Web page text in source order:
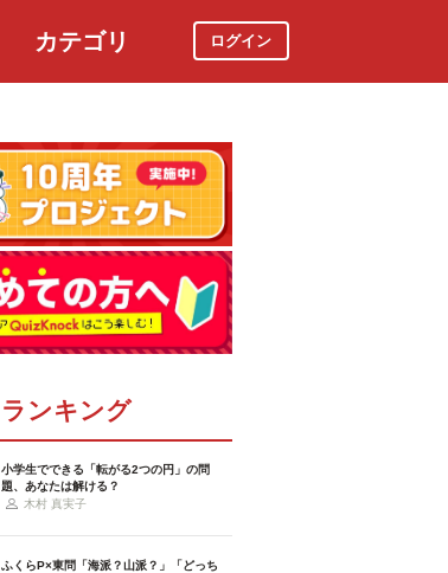
カテゴリ ログイン
ランキング
小学生でできる「転がる2つの円」の問
題、あなたは解ける？
木村 真実子
ふくらP×東問「海派？山派？」「どっち